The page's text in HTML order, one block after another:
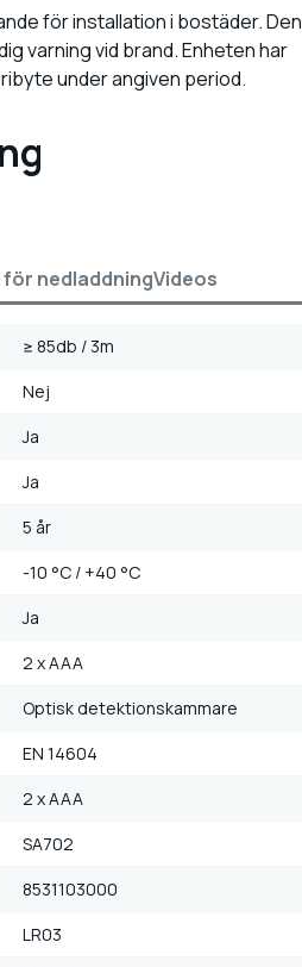
för installation i bostäder. Den
varning vid brand. Enheten har
under angiven period.
nedladdningVideos
≥ 85db / 3m
Nej
Ja
Ja
5 år
-10 °C / +40 °C
Ja
2 x AAA
Optisk detektionskammare
EN 14604
2 x AAA
SA702
8531103000
LR03